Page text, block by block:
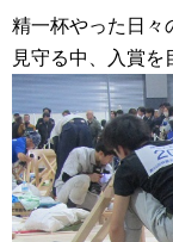
精一杯やった日々
見守る中、入賞を